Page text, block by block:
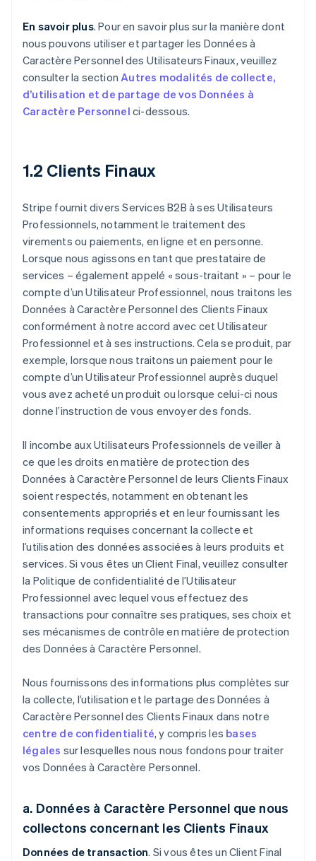
En savoir plus. Pour en savoir plus sur la manière dont
nous pouvons utiliser et partager les Données à
Caractère Personnel des Utilisateurs Finaux, veuillez
consulter la sectionAutres modalités de collecte,
d’utilisation et de partage de vos Données à
Caractère Personnel ci-dessous.
1.2 Clients Finaux
Stripe fournit divers Services B2B à ses Utilisateurs
Professionnels, notamment le traitement des
virements ou paiements, en ligne et en personne.
Lorsque nous agissons en tant que prestataire de
services – également appelé « sous-traitant » – pour le
compte d’un Utilisateur Professionnel, nous traitons les
Données à Caractère Personnel des Clients Finaux
conformément à notre accord avec cet Utilisateur
Professionnel et à ses instructions. Cela se produit, par
exemple, lorsque nous traitons un paiement pour le
compte d’un Utilisateur Professionnel auprès duquel
vous avez acheté un produit ou lorsque celui-ci nous
donne l’instruction de vous envoyer des fonds.
Il incombe aux Utilisateurs Professionnels de veiller à
ce que les droits en matière de protection des
Données à Caractère Personnel de leurs Clients Finaux
soient respectés, notamment en obtenant les
consentements appropriés et en leur fournissant les
informations requises concernant la collecte et
l’utilisation des données associées à leurs produits et
services. Si vous êtes un Client Final, veuillez consulter
la Politique de confidentialité de l’Utilisateur
Professionnel avec lequel vous effectuez des
transactions pour connaître ses pratiques, ses choix et
ses mécanismes de contrôle en matière de protection
des Données à Caractère Personnel.
Nous fournissons des informations plus complètes sur
la collecte, l’utilisation et le partage des Données à
Caractère Personnel des Clients Finaux dans notre
centre de confidentialité, y compris les bases
légales sur lesquelles nous nous fondons pour traiter
vos Données à Caractère Personnel.
a. Données à Caractère Personnel que nous
collectons concernant les Clients Finaux
Données de transaction. Si vous êtes un Client Final